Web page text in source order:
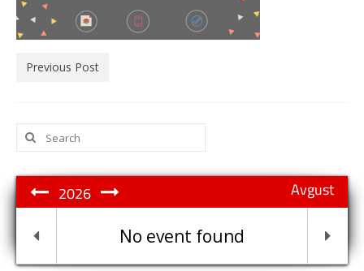
Previous Post
Search
for:
Avgust
2026
No event found